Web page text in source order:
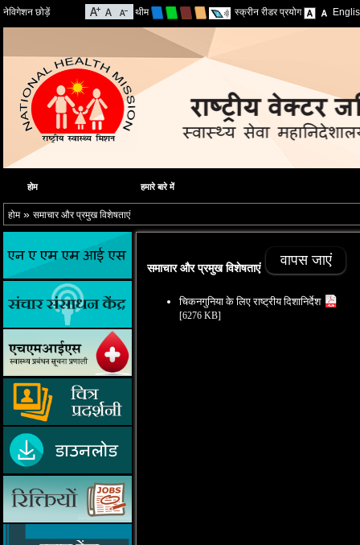
नेविगेशन छोड़ें थीम स्क्रीन रीडर प्रयोग
होम हमारे बारे में
होम» समाचार और प्रमुख विशेषताएं
समाचार और प्रमुख विशेषताएं वापस जाएं
चिकनगुनिया के लिए राष्ट्रीय दिशानिर्देश
[6276 KB]